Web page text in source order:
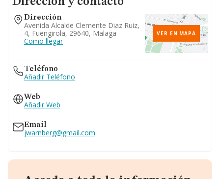
Dirección
Avenida Alcalde Clemente Diaz Ruiz,
4, Fuengirola, 29640, Malaga
Como llegar
VER EN MAPA
Teléfono
Añadir Teléfono
Web
Añadir Web
Email
jwarnberg@gmail.com